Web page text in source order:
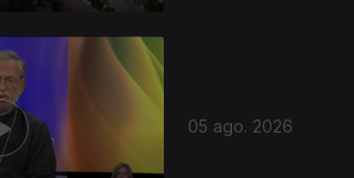
05 ago. 2026